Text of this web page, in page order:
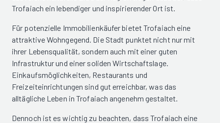
Trofaiach ein lebendiger und inspirierender Ort ist.
Für potenzielle Immobilienkäufer bietet Trofaiach eine
attraktive Wohngegend. Die Stadt punktet nicht nur mit
ihrer Lebensqualität, sondern auch mit einer guten
Infrastruktur und einer soliden Wirtschaftslage.
Einkaufsmöglichkeiten, Restaurants und
Freizeiteinrichtungen sind gut erreichbar, was das
alltägliche Leben in Trofaiach angenehm gestaltet.
Dennoch ist es wichtig zu beachten, dass Trofaiach eine